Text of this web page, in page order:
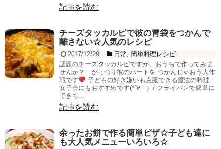
記事を読む
チーズタッカルビで彼の胃袋をつかんで
離さない☆人気のレシピ
2017/12/29 日常 簡単料理レシピ
話題のチーズタッカルビですが、おうちで作ってみま
せんか？ がっつり彼のハートを つかんじゃおう大作
戦です
子どもの好き嫌いも克服できる魔法の料理！
女子会にもおすすめです(*´∀｀）/ フライパンで簡単に
できち...
記事を読む
余ったお餅で作る簡単ピザ☆子ども達に
も大人気メニューいろいろ☆